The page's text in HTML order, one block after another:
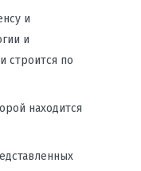
и
и
строится по
находится